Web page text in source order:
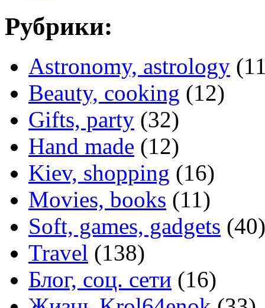
Рубрики:
Astronomy, astrology
Beauty, cooking (12)
Gifts, party (32)
Hand made (12)
Kiev, shopping (16)
Movies, books (11)
Soft, games, gadgets (40)
Travel (138)
Блог, соц. сети (16)